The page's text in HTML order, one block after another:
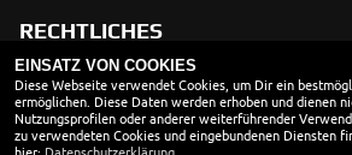
RECHTLICHES
AGB
Impressum
EINSATZ VON COOKIES
Diese Webseite verwendet Cookies, um Dir ein
ermöglichen. Diese Daten werden erhoben und dienen
Nutzungsprofilen oder anderer weiterführender
zu verwendeten Cookies und eingebundenen Diensten